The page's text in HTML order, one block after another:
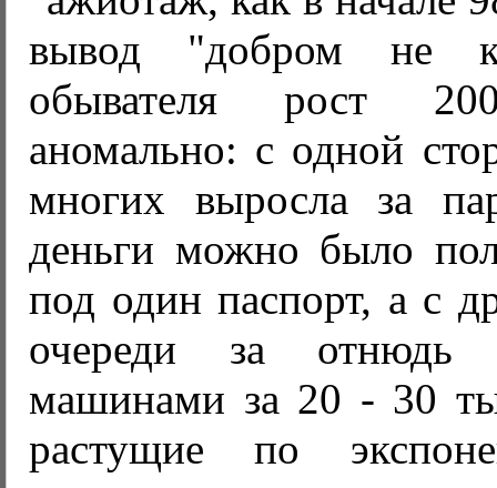
вывод "добром не
обывателя рост
аномально: с одной
многих выросла за
деньги можно было
под один паспорт, а с
очереди за
машинами за 20 - 30
растущие по